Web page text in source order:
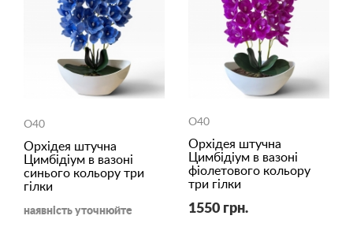
O40
Орхідея штучна
Цимбідіум в вазоні
синього кольору три
гілки
наявність уточнюйте
O40
Орхідея штучна
Цимбідіум в вазоні
фіолетового кольору
три гілки
1550 грн.